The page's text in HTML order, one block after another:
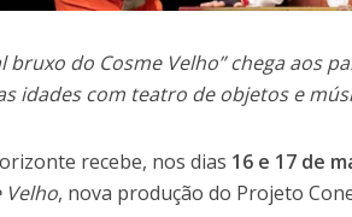
bruxo do Cosme Velho” chega aos
idades com teatro de objetos e
recebe, nos dias 16 e 17 de
Velho, nova produção do Projeto